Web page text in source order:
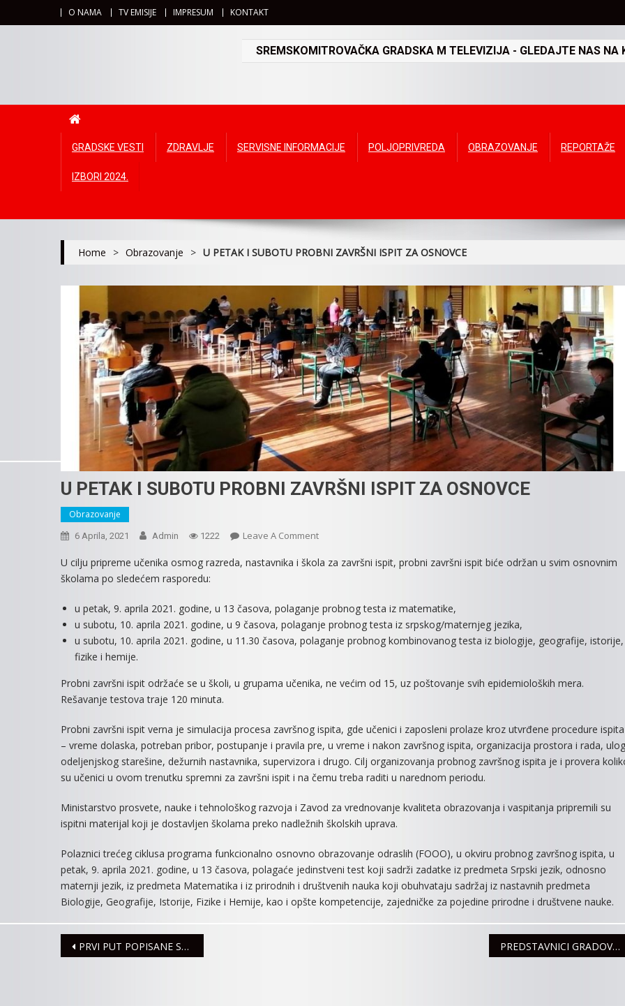
O NAMA TV EMISIJE IMPRESUM KONTAKT
SREMSKOMITROVAČKA GRADSKA M TELEVIZIJA - GLEDAJTE NAS
GRADSKE VESTI ZDRAVLJE SERVISNE INFORMACIJE POLJOPRIVREDA OBRAZOVANJE REPORTAŽE
IZBORI 2024.
Home > Obrazovanje > U PETAK I SUBOTU PROBNI ZAVRŠNI ISPIT ZA OSNOVCE
U PETAK I SUBOTU PROBNI ZAVRŠNI ISPIT ZA OSNOVCE
Obrazovanje
6 Aprila, 2021 Admin 1222 Leave A CommentOn
PETAK
PROBNI
ZAVRŠNI
ISPIT
U cilju pripreme učenika osmog razreda, nastavnika i škola za završni ispit, probni završni ispit biće održan u svim osnovnim
školama po sledećem rasporedu:
u petak, 9. aprila 2021. godine, u 13 časova, polaganje probnog testa iz matematike,
u subotu, 10. aprila 2021. godine, u 9 časova, polaganje probnog testa iz srpskog/maternjeg jezika,
u subotu, 10. aprila 2021. godine, u 11.30 časova, polaganje probnog kombinovanog testa iz biologije, geografije, istorije,
fizike i hemije.
Probni završni ispit održaće se u školi, u grupama učenika, ne većim od 15, uz poštovanje svih epidemioloških mera.
Rešavanje testova traje 120 minuta.
Probni završni ispit verna je simulacija procesa završnog ispita, gde učenici i zaposleni prolaze kroz utvrđene procedure ispita
– vreme dolaska, potreban pribor, postupanje i pravila pre, u vreme i nakon završnog ispita, organizacija prostora i rada,
odeljenjskog starešine, dežurnih nastavnika, supervizora i drugo. Cilj organizovanja probnog završnog ispita je i provera
su učenici u ovom trenutku spremni za završni ispit i na čemu treba raditi u narednom periodu.
Ministarstvo prosvete, nauke i tehnološkog razvoja i Zavod za vrednovanje kvaliteta obrazovanja i vaspitanja pripremili su
ispitni materijal koji je dostavljen školama preko nadležnih školskih uprava.
Polaznici trećeg ciklusa programa funkcionalno osnovno obrazovanje odraslih (FOOO), u okviru probnog završnog ispita, u
petak, 9. aprila 2021. godine, u 13 časova, polagaće jedinstveni test koji sadrži zadatke iz predmeta Srpski jezik, odnosno
maternji jezik, iz predmeta Matematika i iz prirodnih i društvenih nauka koji obuhvataju sadržaj iz nastavnih predmeta
Biologije, Geografije, Istorije, Fizike i Hemije, kao i opšte kompetencije, zajedničke za pojedine prirodne i društvene nauke.
Navigacija
PRVI PUT POPISANE SVE ŽRTVE STRADALE TOKOM DRUGOG SVETSKOG RATA U SREMU PREDSTAVNICI GRADOVA I OPŠTINA PROŠLI OBUKU ZA KORIŠĆENJE ŠALTERSKE APLIKACIJE, EZPSE I EDOSTAVA